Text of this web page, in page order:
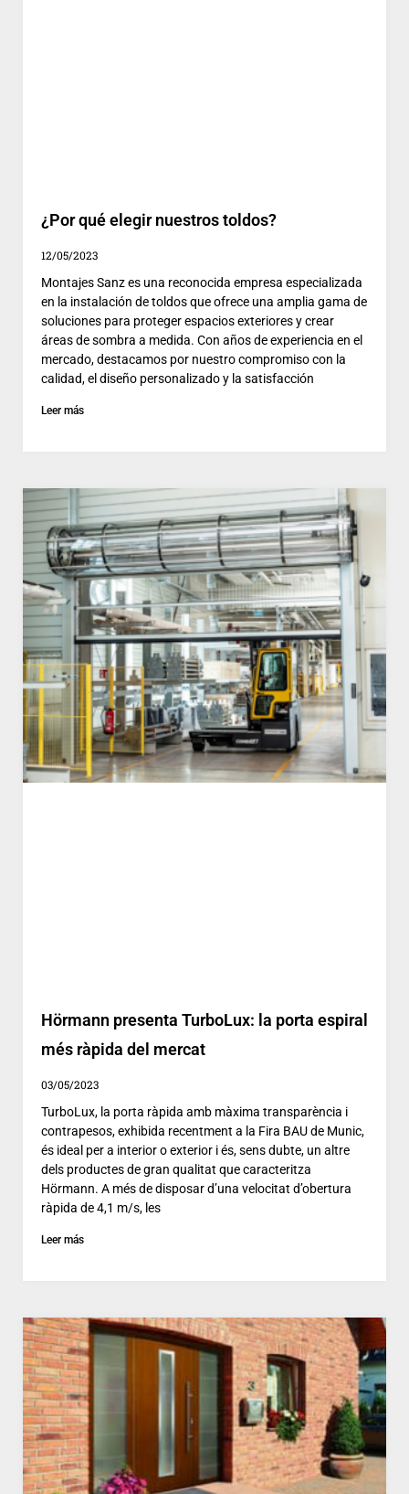
¿Por qué elegir nuestros toldos?
12/05/2023
Montajes Sanz es una reconocida empresa especializada
en la instalación de toldos que ofrece una amplia gama de
soluciones para proteger espacios exteriores y crear
áreas de sombra a medida. Con años de experiencia en el
mercado, destacamos por nuestro compromiso con la
calidad, el diseño personalizado y la satisfacción
Leer más
Hörmann presenta TurboLux: la porta espiral
més ràpida del mercat
03/05/2023
TurboLux, la porta ràpida amb màxima transparència i
contrapesos, exhibida recentment a la Fira BAU de Munic,
és ideal per a interior o exterior i és, sens dubte, un altre
dels productes de gran qualitat que caracteritza
Hörmann. A més de disposar d’una velocitat d’obertura
ràpida de 4,1 m/s, les
Leer más